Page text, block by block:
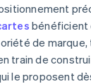
bénéficient
de marque,
train de
le proposent